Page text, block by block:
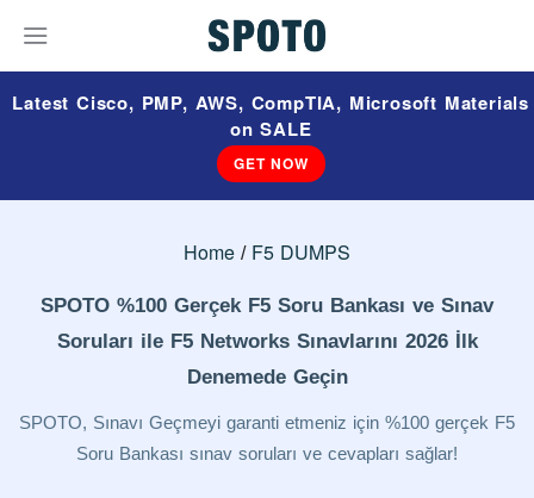
Latest Cisco, PMP, AWS, CompTIA, Microsoft Materials
on SALE
GET NOW
Home F5 DUMPS
SPOTO %100 Gerçek F5 Soru Bankası ve Sınav
Soruları ile F5 Networks Sınavlarını 2026 İlk
Denemede Geçin
SPOTO, Sınavı Geçmeyi garanti etmeniz için %100 gerçek F5
Soru Bankası sınav soruları ve cevapları sağlar!